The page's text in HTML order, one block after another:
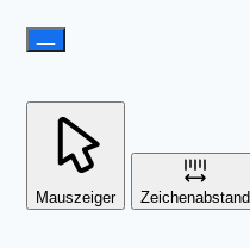
Mauszeiger Zeichenabstand